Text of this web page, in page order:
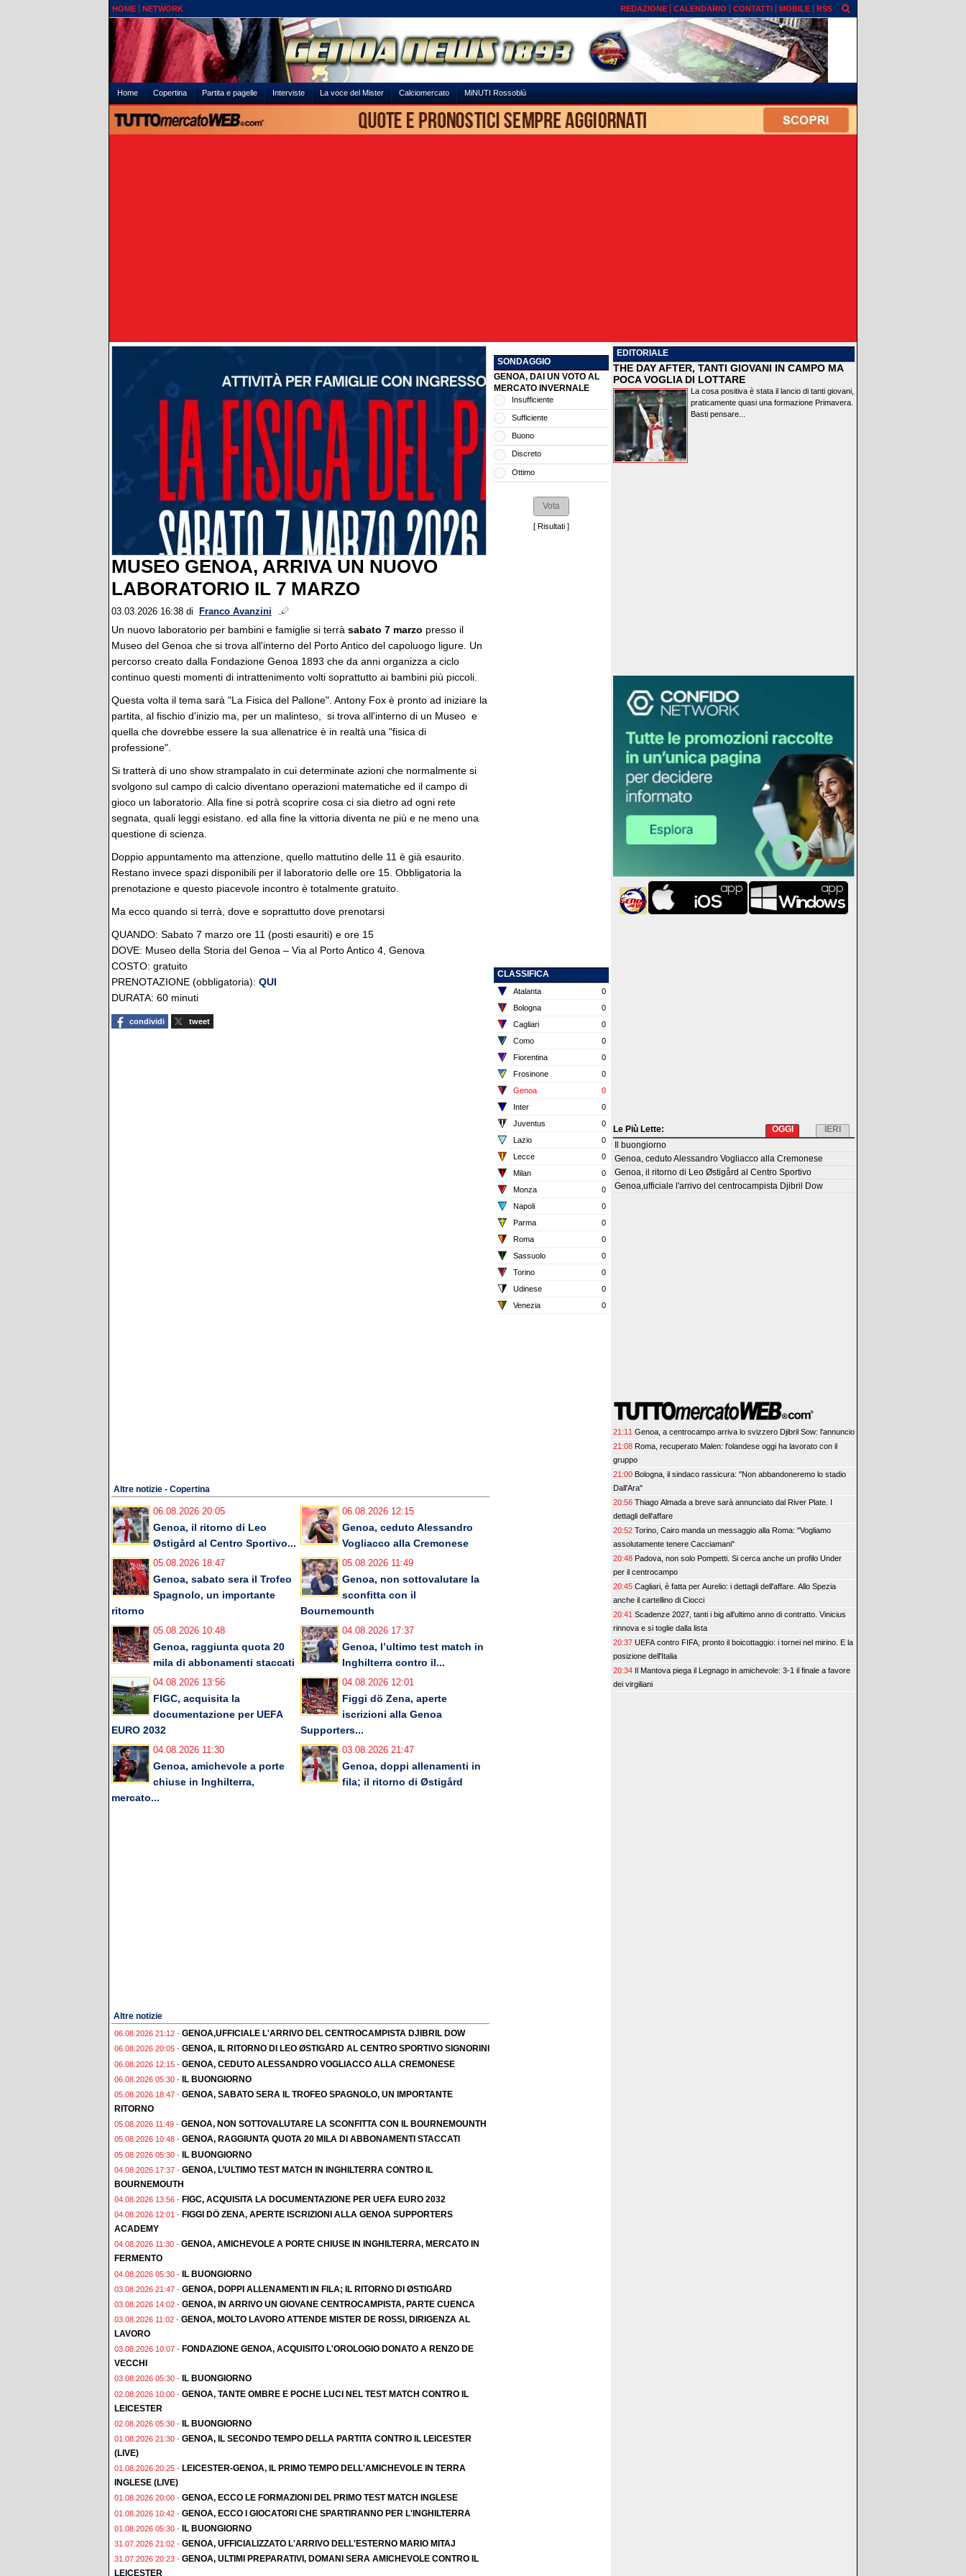
HOME NETWORK REDAZIONE CALENDARIO CONTATTI MOBILE RSS
Home Copertina Partita e pagelle Interviste La voce del Mister Calciomercato MiNUTI Rossoblù
MUSEO GENOA, ARRIVA UN NUOVO
LABORATORIO IL 7 MARZO
03.03.2026 16:38 di Franco Avanzini
Un nuovo laboratorio per bambini e famiglie si terrà sabato 7 marzo presso il
Museo del Genoa che si trova all'interno del Porto Antico del capoluogo ligure. Un
percorso creato dalla Fondazione Genoa 1893 che da anni organizza a ciclo
continuo questi momenti di intrattenimento volti soprattutto ai bambini più piccoli.
Questa volta il tema sarà "La Fisica del Pallone". Antony Fox è pronto ad iniziare la
partita, al fischio d'inizio ma, per un malinteso, si trova all'interno di un Museo e
quella che dovrebbe essere la sua allenatrice è in realtà una "fisica di
professione".
Si tratterà di uno show strampalato in cui determinate azioni che normalmente si
svolgono sul campo di calcio diventano operazioni matematiche ed il campo di
gioco un laboratorio. Alla fine si potrà scoprire cosa ci sia dietro ad ogni rete
segnata, quali leggi esistano. ed alla fine la vittoria diventa ne più e ne meno una
questione di scienza.
Doppio appuntamento ma attenzione, quello mattutino delle 11 è già esaurito.
Restano invece spazi disponibili per il laboratorio delle ore 15. Obbligatoria la
prenotazione e questo piacevole incontro è totalmente gratuito.
Ma ecco quando si terrà, dove e soprattutto dove prenotarsi
QUANDO: Sabato 7 marzo ore 11 (posti esauriti) e ore 15
DOVE: Museo della Storia del Genoa – Via al Porto Antico 4, Genova
COSTO: gratuito
PRENOTAZIONE (obbligatoria): QUI
DURATA: 60 minuti
condividi tweet
Altre notizie - Copertina
06.08.2026 20:05
Genoa, il ritorno di Leo
Østigård al Centro Sportivo...
06.08.2026 12:15
Genoa, ceduto Alessandro
Vogliacco alla Cremonese
05.08.2026 18:47
Genoa, sabato sera il Trofeo
Spagnolo, un importante
ritorno
05.08.2026 11:49
Genoa, non sottovalutare la
sconfitta con il
Bournemounth
05.08.2026 10:48
Genoa, raggiunta quota 20
mila di abbonamenti staccati
04.08.2026 17:37
Genoa, l’ultimo test match in
Inghilterra contro il...
04.08.2026 13:56
FIGC, acquisita la
documentazione per UEFA
EURO 2032
04.08.2026 12:01
Figgi dö Zena, aperte
iscrizioni alla Genoa
Supporters...
04.08.2026 11:30
Genoa, amichevole a porte
chiuse in Inghilterra,
mercato...
03.08.2026 21:47
Genoa, doppi allenamenti in
fila; il ritorno di Østigård
Altre notizie
06.08.2026 21:12 - GENOA,UFFICIALE L'ARRIVO DEL CENTROCAMPISTA DJIBRIL DOW
06.08.2026 20:05 - GENOA, IL RITORNO DI LEO ØSTIGÅRD AL CENTRO SPORTIVO SIGNORINI
06.08.2026 12:15 - GENOA, CEDUTO ALESSANDRO VOGLIACCO ALLA CREMONESE
06.08.2026 05:30 - IL BUONGIORNO
05.08.2026 18:47 - GENOA, SABATO SERA IL TROFEO SPAGNOLO, UN IMPORTANTE
RITORNO
05.08.2026 11:49 - GENOA, NON SOTTOVALUTARE LA SCONFITTA CON IL BOURNEMOUNTH
05.08.2026 10:48 - GENOA, RAGGIUNTA QUOTA 20 MILA DI ABBONAMENTI STACCATI
05.08.2026 05:30 - IL BUONGIORNO
04.08.2026 17:37 - GENOA, L’ULTIMO TEST MATCH IN INGHILTERRA CONTRO IL
BOURNEMOUTH
04.08.2026 13:56 - FIGC, ACQUISITA LA DOCUMENTAZIONE PER UEFA EURO 2032
04.08.2026 12:01 - FIGGI DÖ ZENA, APERTE ISCRIZIONI ALLA GENOA SUPPORTERS
ACADEMY
04.08.2026 11:30 - GENOA, AMICHEVOLE A PORTE CHIUSE IN INGHILTERRA, MERCATO IN
FERMENTO
04.08.2026 05:30 - IL BUONGIORNO
03.08.2026 21:47 - GENOA, DOPPI ALLENAMENTI IN FILA; IL RITORNO DI ØSTIGÅRD
03.08.2026 14:02 - GENOA, IN ARRIVO UN GIOVANE CENTROCAMPISTA, PARTE CUENCA
03.08.2026 11:02 - GENOA, MOLTO LAVORO ATTENDE MISTER DE ROSSI, DIRIGENZA AL
LAVORO
03.08.2026 10:07 - FONDAZIONE GENOA, ACQUISITO L'OROLOGIO DONATO A RENZO DE
VECCHI
03.08.2026 05:30 - IL BUONGIORNO
02.08.2026 10:00 - GENOA, TANTE OMBRE E POCHE LUCI NEL TEST MATCH CONTRO IL
LEICESTER
02.08.2026 05:30 - IL BUONGIORNO
01.08.2026 21:30 - GENOA, IL SECONDO TEMPO DELLA PARTITA CONTRO IL LEICESTER
(LIVE)
01.08.2026 20:25 - LEICESTER-GENOA, IL PRIMO TEMPO DELL'AMICHEVOLE IN TERRA
INGLESE (LIVE)
01.08.2026 20:00 - GENOA, ECCO LE FORMAZIONI DEL PRIMO TEST MATCH INGLESE
01.08.2026 10:42 - GENOA, ECCO I GIOCATORI CHE SPARTIRANNO PER L'INGHILTERRA
01.08.2026 05:30 - IL BUONGIORNO
31.07.2026 21:02 - GENOA, UFFICIALIZZATO L'ARRIVO DELL'ESTERNO MARIO MITAJ
31.07.2026 20:23 - GENOA, ULTIMI PREPARATIVI, DOMANI SERA AMICHEVOLE CONTRO IL
LEICESTER
SONDAGGIO
GENOA, DAI UN VOTO AL
MERCATO INVERNALE
Insufficiente
Sufficiente
Buono
Discreto
Ottimo
[ Risultati ]
CLASSIFICA
Atalanta
0
Bologna
0
Cagliari
0
Como
0
Fiorentina
0
Frosinone
0
Genoa
0
Inter
0
Juventus
0
Lazio
0
Lecce
0
Milan
0
Monza
0
Napoli
0
Parma
0
Roma
0
Sassuolo
0
Torino
0
Udinese
0
Venezia
0
EDITORIALE
THE DAY AFTER, TANTI GIOVANI IN CAMPO MA
POCA VOGLIA DI LOTTARE
La cosa positiva è stata il lancio di tanti giovani,
praticamente quasi una formazione Primavera.
Basti pensare...
Le Più Lette: IERI
OGGI
Il buongiorno
Genoa, ceduto Alessandro Vogliacco alla Cremonese
Genoa, il ritorno di Leo Østigård al Centro Sportivo
Genoa,ufficiale l'arrivo del centrocampista Djibril Dow
21:11 Genoa, a centrocampo arriva lo svizzero Djibril Sow: l'annuncio
21:08 Roma, recuperato Malen: l'olandese oggi ha lavorato con il
gruppo
21:00 Bologna, il sindaco rassicura: "Non abbandoneremo lo stadio
Dall'Ara"
20:56 Thiago Almada a breve sarà annunciato dal River Plate. I
dettagli dell'affare
20:52 Torino, Cairo manda un messaggio alla Roma: "Vogliamo
assolutamente tenere Cacciamani"
20:48 Padova, non solo Pompetti. Si cerca anche un profilo Under
per il centrocampo
20:45 Cagliari, è fatta per Aurelio: i dettagli dell'affare. Allo Spezia
anche il cartellino di Ciocci
20:41 Scadenze 2027, tanti i big all'ultimo anno di contratto. Vinicius
rinnova e si toglie dalla lista
20:37 UEFA contro FIFA, pronto il boicottaggio: i tornei nel mirino. E la
posizione dell'Italia
20:34 Il Mantova piega il Legnago in amichevole: 3-1 il finale a favore
dei virgiliani